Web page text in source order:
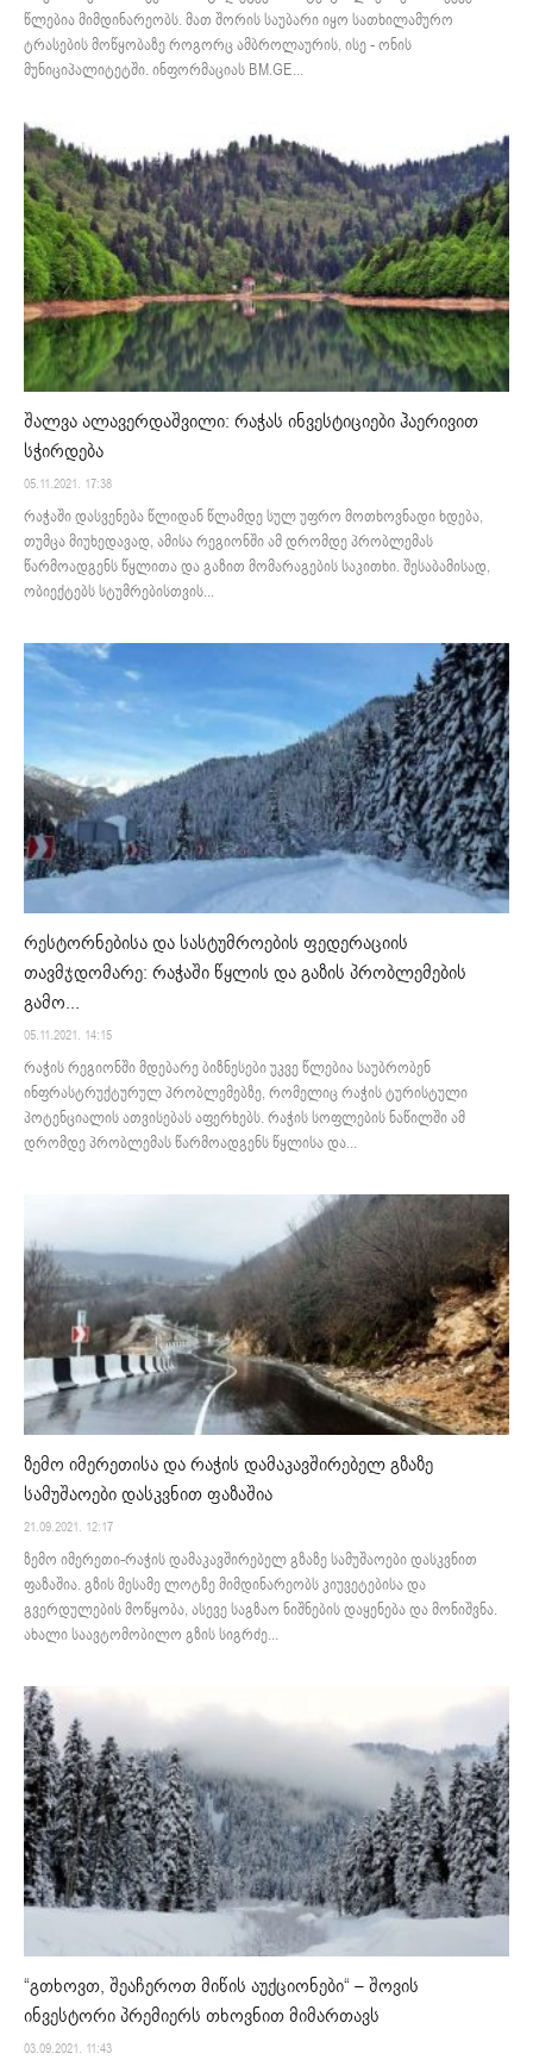
წლებია მიმდინარეობს. მათ შორის საუბარი იყო სათხილამურო
ტრასების მოწყობაზე როგორც ამბროლაურის, ისე - ონის
მუნიციპალიტეტში. ინფორმაციას BM.GE...
შალვა ალავერდაშვილი: რაჭას ინვესტიციები ჰაერივით
სჭირდება
05.11.2021. 17:38
რაჭაში დასვენება წლიდან წლამდე სულ უფრო მოთხოვნადი ხდება,
თუმცა მიუხედავად, ამისა რეგიონში ამ დრომდე პრობლემას
წარმოადგენს წყლითა და გაზით მომარაგების საკითხი. შესაბამისად,
ობიექტებს სტუმრებისთვის...
რესტორნებისა და სასტუმროების ფედერაციის
თავმჯდომარე: რაჭაში წყლის და გაზის პრობლემების
გამო...
05.11.2021. 14:15
რაჭის რეგიონში მდებარე ბიზნესები უკვე წლებია საუბრობენ
ინფრასტრუქტურულ პრობლემებზე, რომელიც რაჭის ტურისტული
პოტენციალის ათვისებას აფერხებს. რაჭის სოფლების ნაწილში ამ
დრომდე პრობლემას წარმოადგენს წყლისა და...
ზემო იმერეთისა და რაჭის დამაკავშირებელ გზაზე
სამუშაოები დასკვნით ფაზაშია
21.09.2021. 12:17
ზემო იმერეთი-რაჭის დამაკავშირებელ გზაზე სამუშაოები დასკვნით
ფაზაშია. გზის მესამე ლოტზე მიმდინარეობს კიუვეტებისა და
გვერდულების მოწყობა, ასევე საგზაო ნიშნების დაყენება და მონიშვნა.
ახალი საავტომობილო გზის სიგრძე...
“გთხოვთ, შეაჩეროთ მიწის აუქციონები“ – შოვის
ინვესტორი პრემიერს თხოვნით მიმართავს
03.09.2021. 11:43